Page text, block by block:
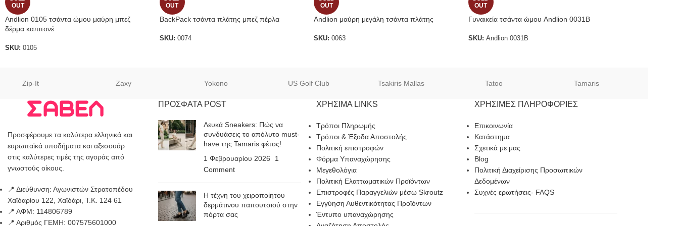
OUT
Andlion 0105 τσάντα ώμου μαύρη μπεζ
δέρμα καπιτονέ
SKU: 0105
OUT
BackPack τσάντα πλάτης μπεζ πέρλα
SKU: 0074
OUT
Andlion μαύρη μεγάλη τσάντα πλάτης
SKU: 0063
OUT
Γυναικεία τσάντα ώμου Andlion 0031B
SKU: Andlion 0031B
Zip-It Zaxy Yokono US Golf Club Tsakiris Mallas Tatoo Tamaris
Προσφέρουμε τα καλύτερα ελληνικά και
ευρωπαϊκά υποδήματα και αξεσουάρ
στις καλύτερες τιμές της αγοράς από
γνωστούς οίκους.
📍 Διεύθυνση: Αγωνιστών Στρατοπέδου
Χαϊδαρίου 122, Χαϊδάρι, Τ.Κ. 124 61
📍 ΑΦΜ: 114806789
📍 Αριθμός ΓΕΜΗ: 007575601000
ΠΡΟΣΦΑΤΑ POST
Λευκά Sneakers: Πώς να
συνδυάσεις το απόλυτο must-
have της Tamaris φέτος!
1 Φεβρουαρίου 2026
1
Comment
Η τέχνη του χειροποίητου
δερμάτινου παπουτσιού στην
πόρτα σας
ΧΡΗΣΙΜΑ LINKS
Τρόποι Πληρωμής
Τρόποι & Έξοδα Αποστολής
Πολιτική επιστροφών
Φόρμα Υπαναχώρησης
Μεγεθολόγια
Πολιτική Ελαττωματικών Προϊόντων
Επιστροφές Παραγγελιών μέσω Skroutz
Εγγύηση Αυθεντικότητας Προϊόντων
Έντυπο υπαναχώρησης
ΧΡΉΣΙΜΕΣ ΠΛΗΡΟΦΟΡΊΕΣ
Επικοινωνία
Κατάστημα
Σχετικά με μας
Blog
Πολιτική Διαχείρισης Προσωπικών
Δεδομένων
Συχνές ερωτήσεις- FAQS